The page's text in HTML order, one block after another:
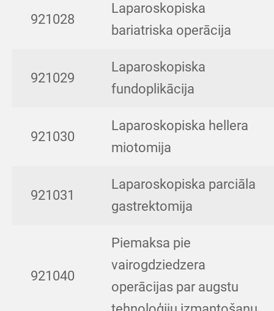
921028
Laparoskopiska
bariatriska operācija
921029
Laparoskopiska
fundoplikācija
921030
Laparoskopiska hellera
miotomija
921031
Laparoskopiska parciāla
gastrektomija
921040
Piemaksa pie
vairogdziedzera
operācijas par augstu